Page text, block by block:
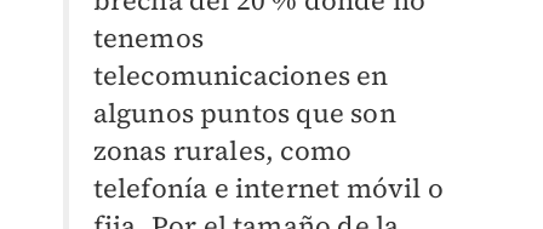
tenemos
telecomunicaciones en
algunos puntos que son
zonas rurales, como
telefonía e internet móvil o